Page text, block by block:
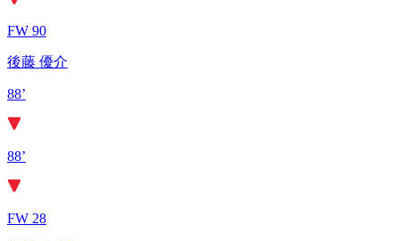
FW 90
後藤 優介
88’
88’
FW 28